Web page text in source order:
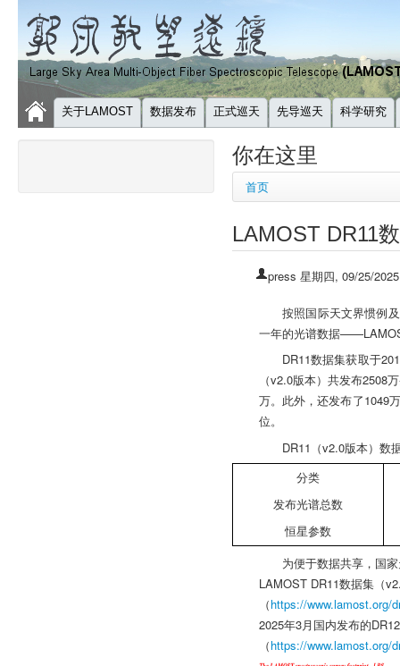
关于LAMOST 数据发布 正式巡天 先导巡天 科学研究
你在这里
首页
LAMOST DR11
press 星期四, 09/25/
按照国际天文界惯例
一年的光谱数据
DR11数据集获取于
（v2.0版本）共发布2508
万。此外，还发布了1049
位。
DR11（v2.0版本）数
分类
发布光谱总数
恒星参数
为便于数据共享，国
LAMOST DR11数据集（
（https://www.lamost.org/
2025年3月国内发布的
（https://www.lamost.org/